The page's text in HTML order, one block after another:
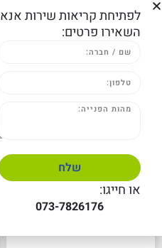
380.00₪
הוספה לסל
לפתיחת קריאות שירות אנא
השאירו פרטים:
שלח
או חייגו:
073-7826176